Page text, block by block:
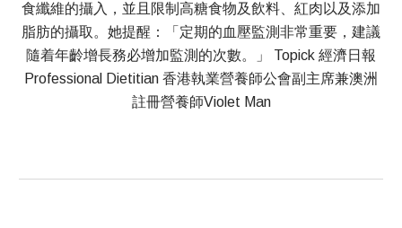
食纖維的攝入，並且限制高糖食物及飲料、紅肉以及添加
脂肪的攝取。她提醒：「定期的血壓監測非常重要，建議
隨着年齡增長務必增加監測的次數。」 Topick 經濟日報
Professional Dietitian 香港執業營養師公會副主席兼澳洲
註冊營養師Violet Man